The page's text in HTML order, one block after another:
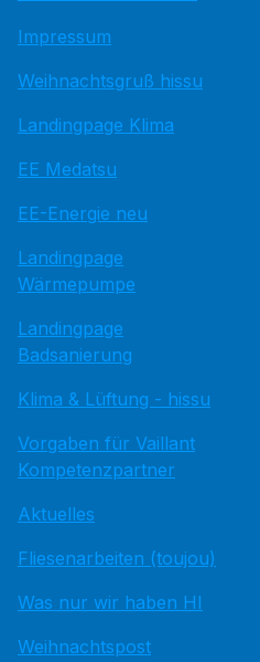
Impressum
Weihnachtsgruß hissu
Landingpage Klima
EE Medatsu
EE-Energie neu
Landingpage
Wärmepumpe
Landingpage
Badsanierung
Klima & Lüftung - hissu
Vorgaben für Vaillant
Kompetenzpartner
Aktuelles
Fliesenarbeiten (toujou)
Was nur wir haben HI
Weihnachtspost